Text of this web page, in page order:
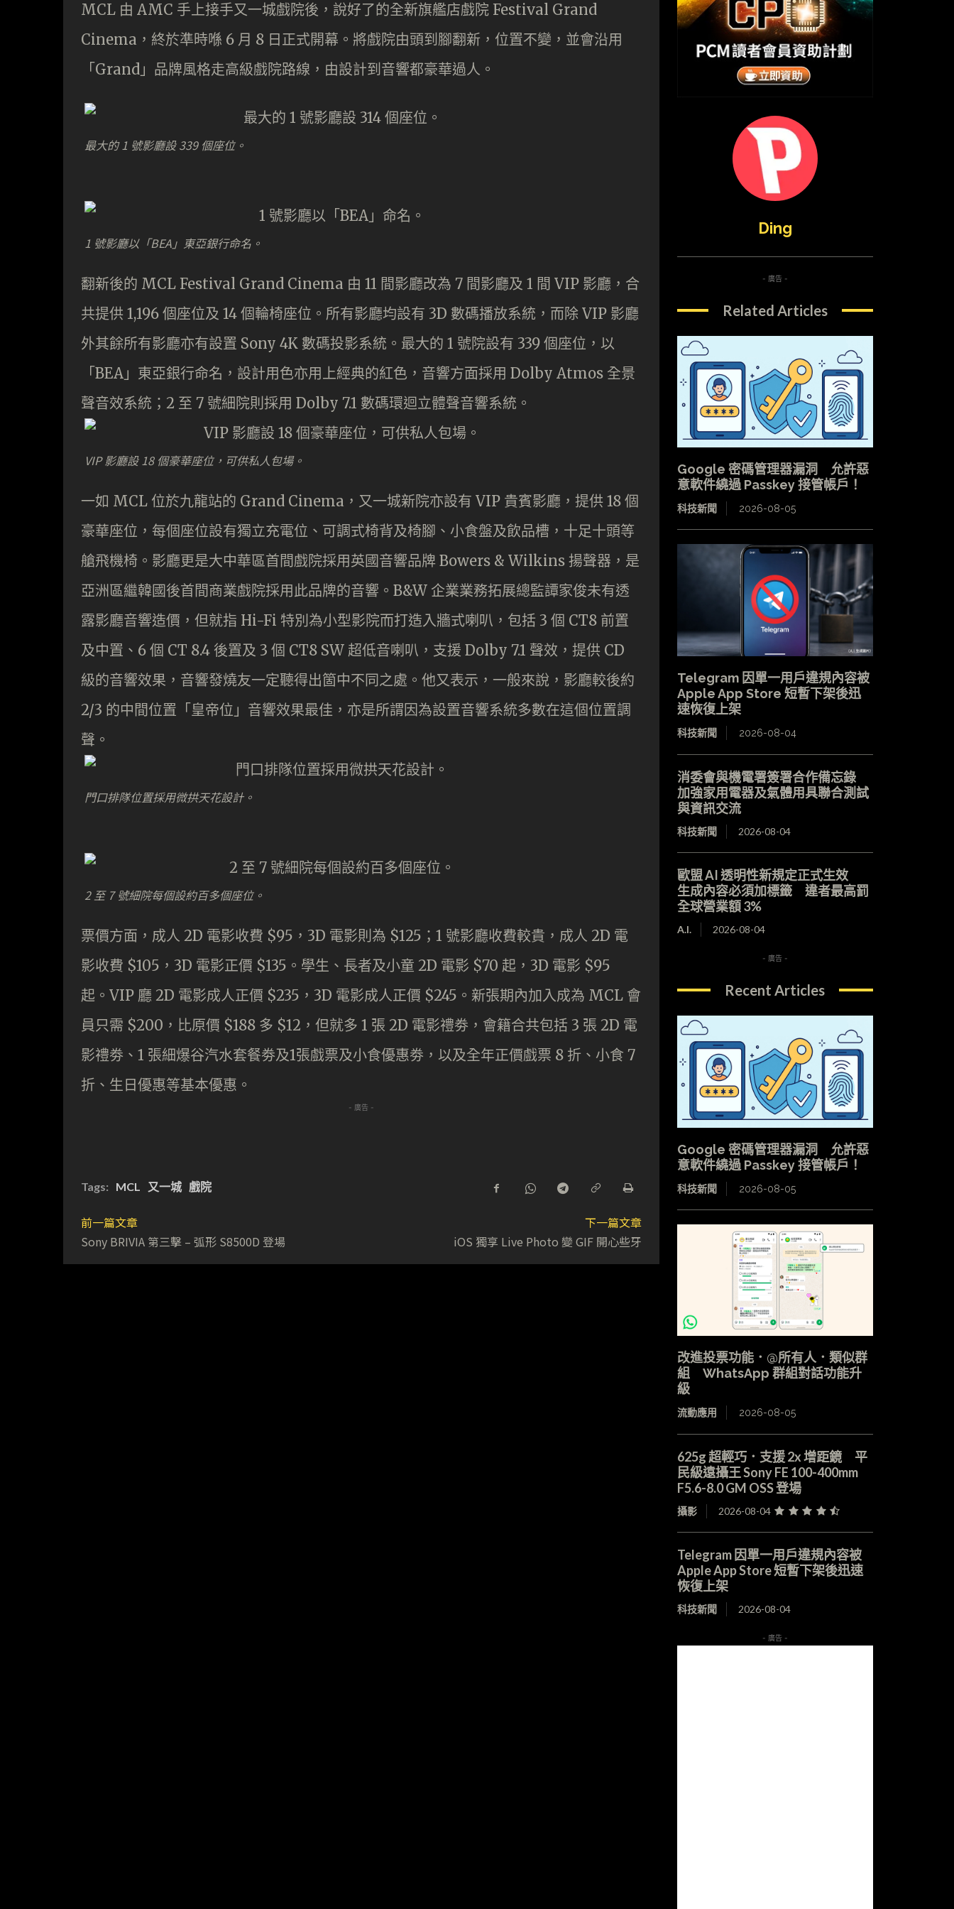
MCL 由 AMC 手上接手又一城戲院後，說好了的全新旗艦店戲院 Festival Grand
Cinema，終於準時喺 6 月 8 日正式開幕。將戲院由頭到腳翻新，位置不變，並會沿用
「Grand」品牌風格走高級戲院路線，由設計到音響都豪華過人。
最大的 1 號影廳設 339 個座位。
1 號影廳以「BEA」東亞銀行命名。
翻新後的 MCL Festival Grand Cinema 由 11 間影廳改為 7 間影廳及 1 間 VIP 影廳，合
共提供 1,196 個座位及 14 個輪椅座位。所有影廳均設有 3D 數碼播放系統，而除 VIP 影廳
外其餘所有影廳亦有設置 Sony 4K 數碼投影系統。最大的 1 號院設有 339 個座位，以
「BEA」東亞銀行命名，設計用色亦用上經典的紅色，音響方面採用 Dolby Atmos 全景
聲音效系統；2 至 7 號細院則採用 Dolby 7.1 數碼環迴立體聲音響系統。
VIP 影廳設 18 個豪華座位，可供私人包場。
一如 MCL 位於九龍站的 Grand Cinema，又一城新院亦設有 VIP 貴賓影廳，提供 18 個
豪華座位，每個座位設有獨立充電位、可調式椅背及椅腳、小食盤及飲品槽，十足十頭等
艙飛機椅。影廳更是大中華區首間戲院採用英國音響品牌 Bowers & Wilkins 揚聲器，是
亞洲區繼韓國後首間商業戲院採用此品牌的音響。B&W 企業業務拓展總監譚家俊未有透
露影廳音響造價，但就指 Hi-Fi 特別為小型影院而打造入牆式喇叭，包括 3 個 CT8 前置
及中置、6 個 CT 8.4 後置及 3 個 CT8 SW 超低音喇叭，支援 Dolby 7.1 聲效，提供 CD
級的音響效果，音響發燒友一定聽得出箇中不同之處。他又表示，一般來說，影廳較後約
2/3 的中間位置「皇帝位」音響效果最佳，亦是所謂因為設置音響系統多數在這個位置調
聲。
門口排隊位置採用微拱天花設計。
2 至 7 號細院每個設約百多個座位。
票價方面，成人 2D 電影收費 $95，3D 電影則為 $125；1 號影廳收費較貴，成人 2D 電
影收費 $105，3D 電影正價 $135。學生、長者及小童 2D 電影 $70 起，3D 電影 $95
起。VIP 廳 2D 電影成人正價 $235，3D 電影成人正價 $245。新張期內加入成為 MCL 會
員只需 $200，比原價 $188 多 $12，但就多 1 張 2D 電影禮劵，會籍合共包括 3 張 2D 電
影禮劵、1 張細爆谷汽水套餐劵及1張戲票及小食優惠劵，以及全年正價戲票 8 折、小食 7
折、生日優惠等基本優惠。
- 廣告 -
Tags: MCL 又一城 戲院
前一篇文章
Sony BRIVIA 第三擊 – 弧形 S8500D 登場
下一篇文章
iOS 獨享 Live Photo 變 GIF 開心些牙
Ding
- 廣告 -
Related Articles
Google 密碼管理器漏洞 允許惡
意軟件繞過 Passkey 接管帳戶！
科技新聞 2026-08-05
Telegram 因單一用戶違規內容被
Apple App Store 短暫下架後迅
速恢復上架
科技新聞 2026-08-04
消委會與機電署簽署合作備忘錄
加強家用電器及氣體用具聯合測試
與資訊交流
科技新聞 2026-08-04
歐盟 AI 透明性新規定正式生效
生成內容必須加標籤 違者最高罰
全球營業額 3%
A.I. 2026-08-04
- 廣告 -
Recent Articles
Google 密碼管理器漏洞 允許惡
意軟件繞過 Passkey 接管帳戶！
科技新聞 2026-08-05
改進投票功能．@所有人．類似群
組 WhatsApp 群組對話功能升
級
流動應用 2026-08-05
625g 超輕巧．支援 2x 增距鏡 平
民級遠攝王 Sony FE 100-400mm
F5.6-8.0 GM OSS 登場
攝影 2026-08-04
Telegram 因單一用戶違規內容被
Apple App Store 短暫下架後迅速
恢復上架
科技新聞 2026-08-04
- 廣告 -